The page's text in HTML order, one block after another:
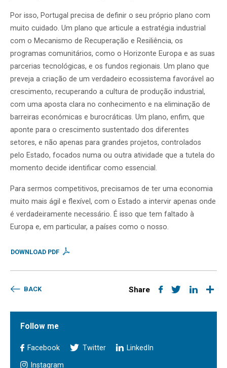
Por isso, Portugal precisa de definir o seu próprio plano com
muito cuidado. Um plano que articule a estratégia industrial
com o Mecanismo de Recuperação e Resiliência, os
programas comunitários, como o Horizonte Europa e as suas
parcerias tecnológicas, e os fundos regionais. Um plano que
preveja a criação de um verdadeiro ecossistema favorável ao
crescimento, recuperando a cultura de produção industrial,
com uma aposta clara no conhecimento e na eliminação de
barreiras económicas e burocráticas. Um plano, enfim, que
aponte para o crescimento sustentado dos diferentes
setores, e não apenas para grandes projetos, controlados
pelo Estado, focados numa ou outra atividade que a tutela do
momento decide identificar como essencial.
Para sermos competitivos, precisamos de ter uma economia
muito mais ágil e flexível, com o Estado a intervir apenas onde
é verdadeiramente necessário. É isso que tem faltado à
Europa e, em particular, a países como o nosso.
DOWNLOAD PDF
BACK Share
Follow me
Facebook Twitter LinkedIn
Instagram